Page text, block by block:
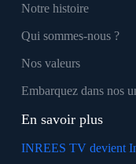
Notre histoire
Qui sommes-nous ?
Nos valeurs
Embarquez dans nos
En savoir plus
INREES TV devient